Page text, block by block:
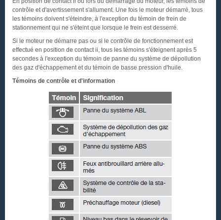
contrôle et d'avertissement s'allument. Une fois le moteur démarré, tous
les témoins doivent s'éteindre, à l'exception du témoin de frein de
stationnement qui ne s'éteint que lorsque le frein est desserré.
Si le moteur ne démarre pas ou si le contrôle de fonctionnement est
effectué en position de contact ii, tous les témoins s'éteignent après 5
secondes à l'exception du témoin de panne du système de dépollution
des gaz d'échappement et du témoin de basse pression d'huile.
Témoins de contrôle et d'information